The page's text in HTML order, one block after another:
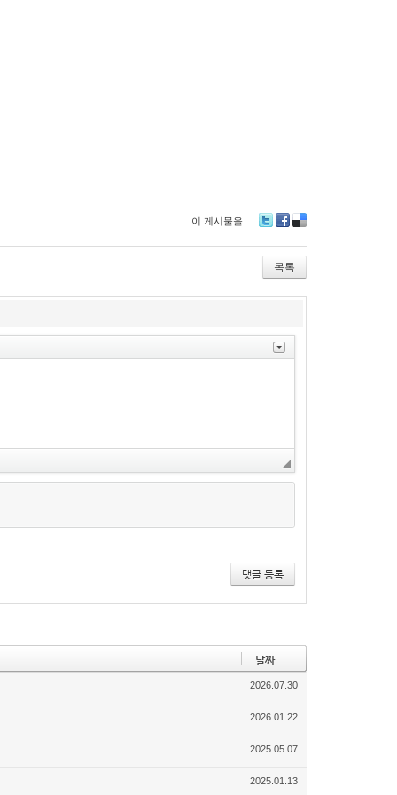
이 게시물을
wi ce
bo
ok
lici
ou
s
목록
댓글 등록
날짜
2026.07.30
2026.01.22
2025.05.07
2025.01.13